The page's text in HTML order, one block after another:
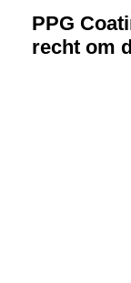
PPG
recht om